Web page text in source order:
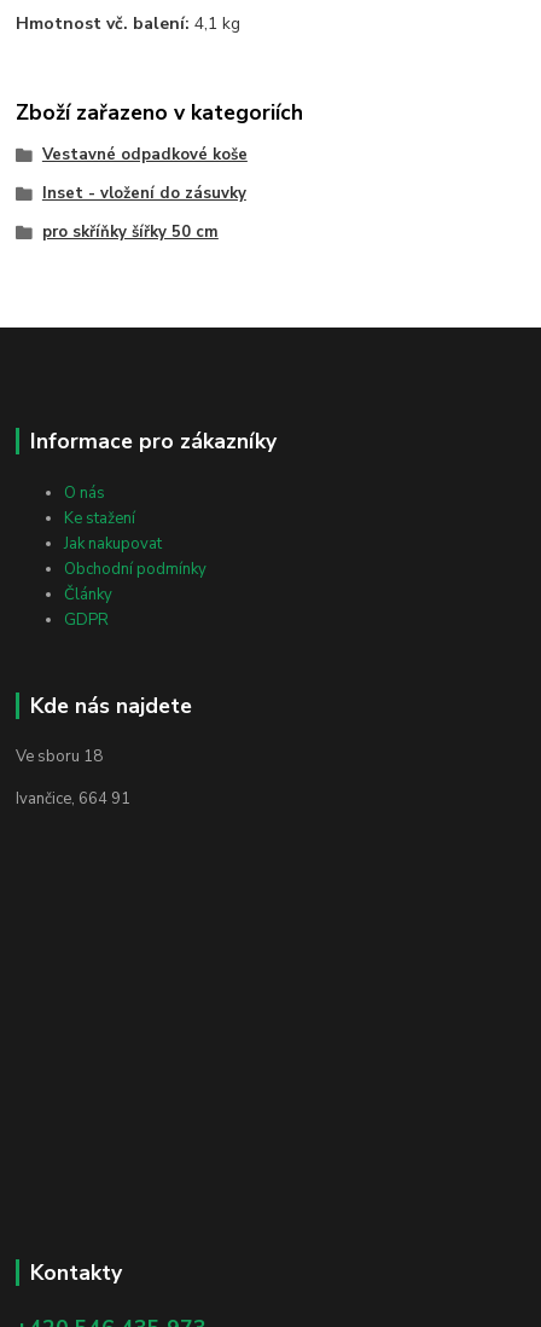
Hmotnost vč. balení: 4,1 kg
Zboží zařazeno v kategoriích
Vestavné odpadkové koše
Inset - vložení do zásuvky
pro skříňky šířky 50 cm
Informace pro zákazníky
O nás
Ke stažení
Jak nakupovat
Obchodní podmínky
Články
GDPR
Kde nás najdete
Ve sboru 18
Ivančice, 664 91
Kontakty